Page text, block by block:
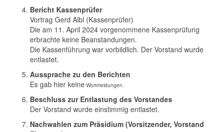
Bericht Kassenprüfer
Vortrag Gerd Albl (Kassenprüfer)
Die am 11. April 2024 vorgenommene Kassenprüfung
erbrachte keine Beanstandungen.
Die Kassenführung war vorbildlich. Der Vorstand wurde
entlastet.
Aussprache zu den Berichten
Es gab hier keine Wortmeldungen.
Beschluss zur Entlastung des Vorstandes
Der Vorstand wurde einstimmig entlastet.
Nachwahlen zum Präsidium (Vorsitzender, Vorstand